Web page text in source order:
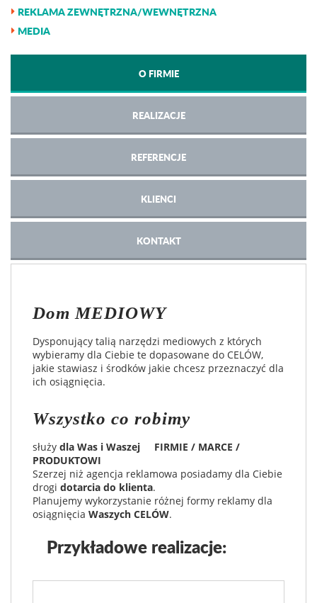
REKLAMA ZEWNĘTRZNA/WEWNĘTRZNA
MEDIA
O FIRMIE
REALIZACJE
REFERENCJE
KLIENCI
KONTAKT
Dom MEDIOWY
Dysponujący talią narzędzi mediowych z których
wybieramy dla Ciebie te dopasowane do CELÓW,
jakie stawiasz i środków jakie chcesz przeznaczyć dla
ich osiągnięcia.
Wszystko co robimy
służy dla Was i Waszej FIRMIE / MARCE /
PRODUKTOWI
Szerzej niż agencja reklamowa posiadamy dla Ciebie
drogi dotarcia do klienta.
Planujemy wykorzystanie różnej formy reklamy dla
osiągnięcia Waszych CELÓW.
Przykładowe realizacje: